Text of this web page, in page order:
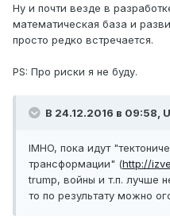
Ну и почти везде в
математическая база и
просто редко встречается.
PS: Про риски я не буду.
В 24.12.2016 в 09:58,
IMHO, пока идут
трансформации" (http://
trump, войны и т.п. лучше
то по результату можно